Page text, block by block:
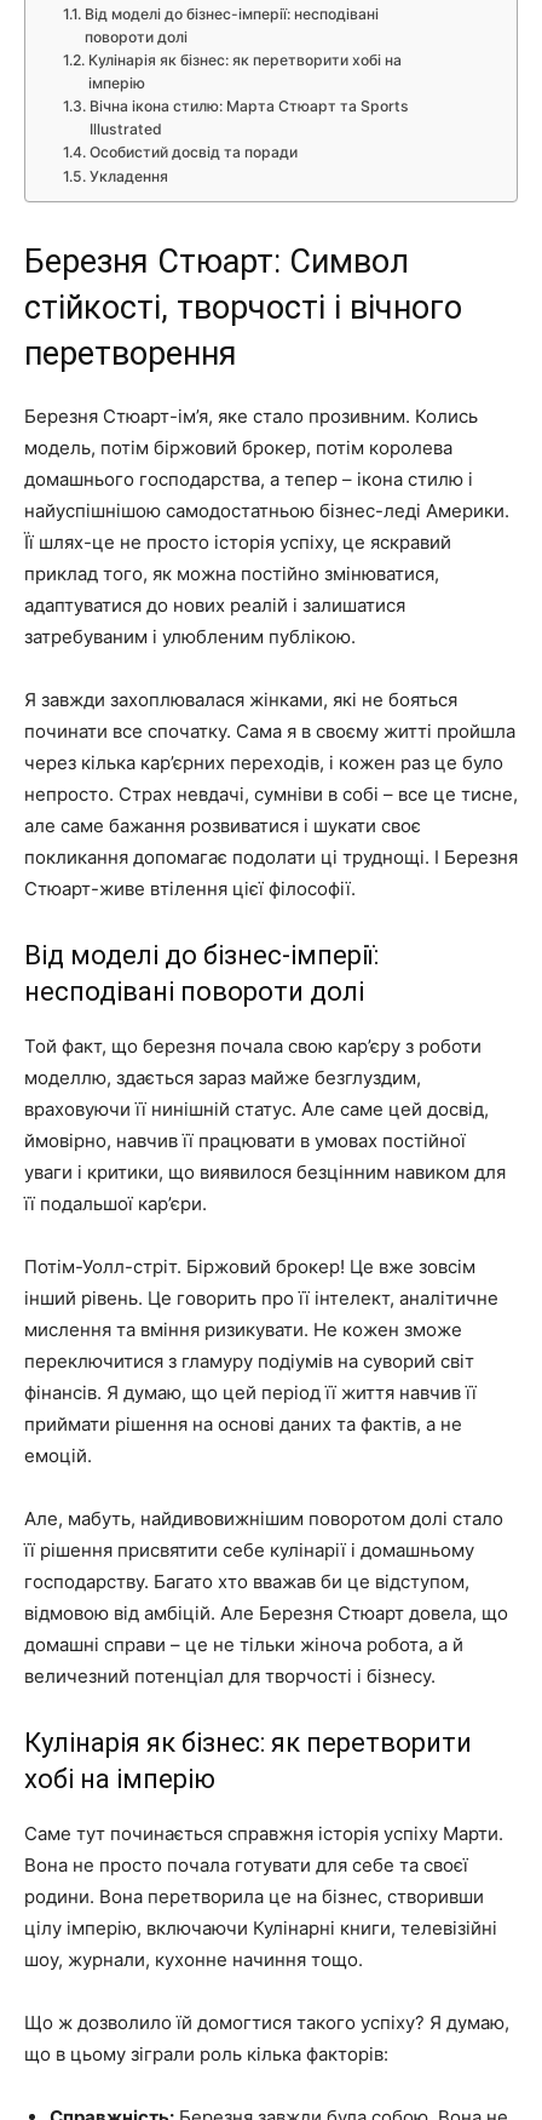
Від моделі до бізнес-імперії: несподівані
повороти долі
Кулінарія як бізнес: як перетворити хобі на
імперію
Вічна ікона стилю: Марта Стюарт та Sports
Illustrated
Особистий досвід та поради
Укладення
Березня Стюарт: Символ
стійкості, творчості і вічного
перетворення
Березня Стюарт-ім’я, яке стало прозивним. Колись
модель, потім біржовий брокер, потім королева
домашнього господарства, а тепер – ікона стилю і
найуспішнішою самодостатньою бізнес-леді Америки.
Її шлях-це не просто історія успіху, це яскравий
приклад того, як можна постійно змінюватися,
адаптуватися до нових реалій і залишатися
затребуваним і улюбленим публікою.
Я завжди захоплювалася жінками, які не бояться
починати все спочатку. Сама я в своєму житті пройшла
через кілька кар’єрних переходів, і кожен раз це було
непросто. Страх невдачі, сумніви в собі – все це тисне,
але саме бажання розвиватися і шукати своє
покликання допомагає подолати ці труднощі. І Березня
Стюарт-живе втілення цієї філософії.
Від моделі до бізнес-імперії:
несподівані повороти долі
Той факт, що березня почала свою кар’єру з роботи
моделлю, здається зараз майже безглуздим,
враховуючи її нинішній статус. Але саме цей досвід,
ймовірно, навчив її працювати в умовах постійної
уваги і критики, що виявилося безцінним навиком для
її подальшої кар’єри.
Потім-Уолл-стріт. Біржовий брокер! Це вже зовсім
інший рівень. Це говорить про її інтелект, аналітичне
мислення та вміння ризикувати. Не кожен зможе
переключитися з гламуру подіумів на суворий світ
фінансів. Я думаю, що цей період її життя навчив її
приймати рішення на основі даних та фактів, а не
емоцій.
Але, мабуть, найдивовижнішим поворотом долі стало
її рішення присвятити себе кулінарії і домашньому
господарству. Багато хто вважав би це відступом,
відмовою від амбіцій. Але Березня Стюарт довела, що
домашні справи – це не тільки жіноча робота, а й
величезний потенціал для творчості і бізнесу.
Кулінарія як бізнес: як перетворити
хобі на імперію
Саме тут починається справжня історія успіху Марти.
Вона не просто почала готувати для себе та своєї
родини. Вона перетворила це на бізнес, створивши
цілу імперію, включаючи Кулінарні книги, телевізійні
шоу, журнали, кухонне начиння тощо.
Що ж дозволило їй домогтися такого успіху? Я думаю,
що в цьому зіграли роль кілька факторів: